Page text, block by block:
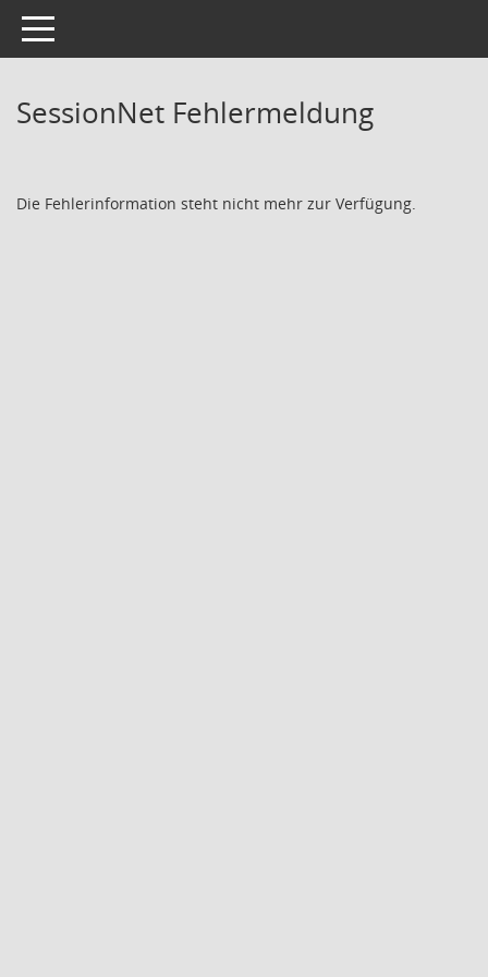
Toggle navigation
SessionNet Fehlermeldung
Die Fehlerinformation steht nicht mehr zur Verfügung.